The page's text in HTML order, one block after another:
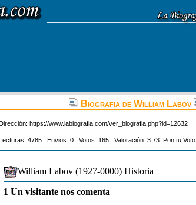
Biografia de William Labov
https://www.labiografia.com/ver_biografia.php?id=12632
4785 : Envios: 0 : Votos: 165 : Valoración: 3.73: Pon tu Voto
William Labov (1927-0000) Historia
1 Un visitante nos comenta